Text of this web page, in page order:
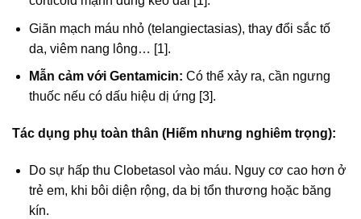
Giãn mạch máu nhỏ (telangiectasias), thay đổi sắc tố
da, viêm nang lông… [1].
Mẫn cảm với Gentamicin: Có thể xảy ra, cần ngưng
thuốc nếu có dấu hiệu dị ứng [3].
Tác dụng phụ toàn thân (Hiếm nhưng nghiêm trọng):
Do sự hấp thu Clobetasol vào máu. Nguy cơ cao hơn ở
trẻ em, khi bôi diện rộng, da bị tổn thương hoặc băng
kín.